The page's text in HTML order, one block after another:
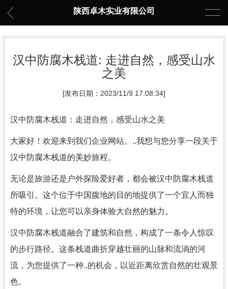
陕西卓木实业有限公司
汉中防腐木栈道: 走进自然，感受山水
之美
[发布日期：2023/11/9 17:08:34]
汉中防腐木栈道：走进自然，感受山水之美
大家好！欢迎来到我们企业网站。..我想与您分享一段关于
汉中防腐木栈道的美妙旅程。
无论是旅游还是户外探险爱好者，都会被汉中防腐木栈道
所吸引。这个位于中国腹地的目的地提供了一个宜人而独
特的环境，让您可以亲身体验大自然的魅力。
汉中防腐木栈道融合了建筑和自然，构成了一条令人惊叹
的步行路径。这条栈道曲折穿越壮丽的山脉和流淌的河
流，为您提供了一种..的机会，以近距离欣赏自然的壮观景
色。